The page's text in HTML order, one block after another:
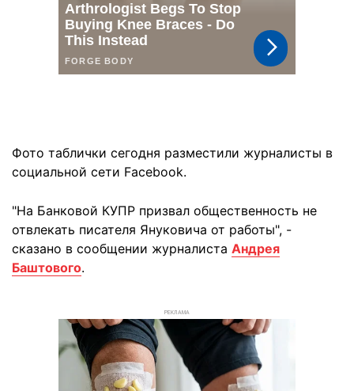
Фото таблички сегодня разместили журналисты в
социальной сети Facebook.
"На Банковой КУПР призвал общественность не
отвлекать писателя Януковича от работы", -
сказано в сообщении журналиста Андрея
Баштового.
РЕКЛАМА